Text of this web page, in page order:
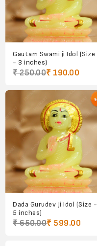
Gautam Swami ji Idol (Size
- 3 inches)
₹ 250.00₹ 190.00
Dada Gurudev Ji Idol (Size -
5 inches)
₹ 650.00₹ 599.00